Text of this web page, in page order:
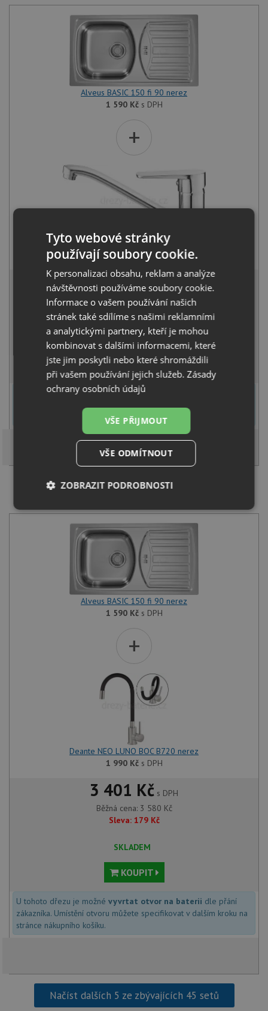
Alveus BASIC 150 fi 90 nerez
1 590 Kčs DPH
+
Deante TUBO BUT 060M chrom
1 290 Kčs DPH
2 736 Kčs DPH
Běžná cena:2 880 Kč
Sleva:
Kč
SKLADEM
KOUPIT
U tohoto dřezu je možnévyvrtat otvor na baterii
stránce nákupního košíku.
SET Alveus BASIC 150 fi 90 nerez + Deante NEO LUNO
Alveus BASIC 150 fi 90 nerez
1 590 Kčs DPH
+
Deante NEO LUNO BOC B720 nerez
1 990 Kčs DPH
3 401 Kč s DPH
Běžná cena: 3 580 Kč
Sleva: 179 Kč
SKLADEM
KOUPIT
U tohoto dřezu je možné vyvrtat otvor na baterii dle přání
zákazníka. Umístění otvoru můžete specifikovat v dalším kroku na
stránce nákupního košíku.
Načíst dalších 5 ze zbývajících 45 setů
Tyto webové stránky
používají soubory cookie.
K personalizaci obsahu, reklam a analýze
návštěvnosti používáme soubory cookie.
Informace o vašem používání našich
stránek také sdílíme s našimi reklamními
a analytickými partnery, kteří je mohou
kombinovat s dalšími informacemi, které
jste jim poskytli nebo které shromáždili
při vašem používání jejich služeb.Zásady
ochrany osobních údajů
VŠE PŘIJMOUT
VŠE ODMÍTNOUT
ZOBRAZIT PODROBNOSTI
Nezbytně
nutné
soubory
Výkonové
soubory
Soubory
cílení
Funkční soubory
Nezařazené
soubory
Nezbytně nutné soubory
Soubory cílení
Funkční soubory
Nezařazené soubory
Nezbytně nutné soubory cookie umožňují základní
funkce webových stránek, jako je přihlášení
uživatele a správa účtu. Webové stránky nelze bez
nezbytně nutných souborů cookie správně používat.
Doména
AWSALBCORS
Amazon.com Inc.
widget-
1 týden
Pro